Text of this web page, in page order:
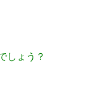
しょう？